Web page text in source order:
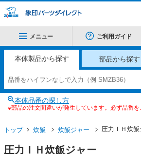
メニュー ご利用ガイド
本体製品から探す 部品から探す
本体品番の探し方
※部品の注文間違いが発生しています。必ず品番を
トップ 炊飯 炊飯ジャー 圧力ＩＨ炊
圧力ＩＨ炊飯ジャー